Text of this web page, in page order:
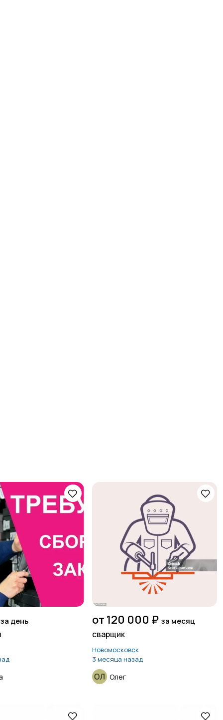
за день от 120 000 ₽ за месяц
сварщик
Новомосковск
3 месяца назад
Олег